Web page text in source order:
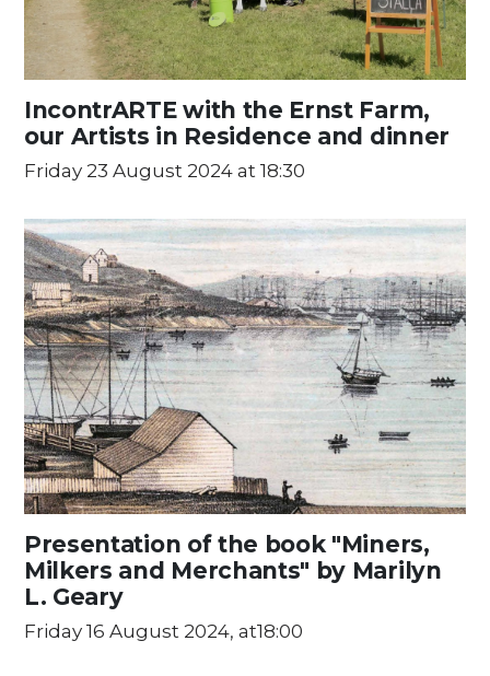
IncontrARTE with the Ernst Farm,
our Artists in Residence and dinner
Friday 23 August 2024 at 18:30
Presentation of the book "Miners,
Milkers and Merchants" by Marilyn
L. Geary
Friday 16 August 2024, at18:00